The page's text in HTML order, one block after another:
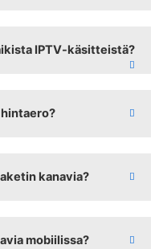
IPTV-käsitteistä?
kanavia?
mobiilissa?